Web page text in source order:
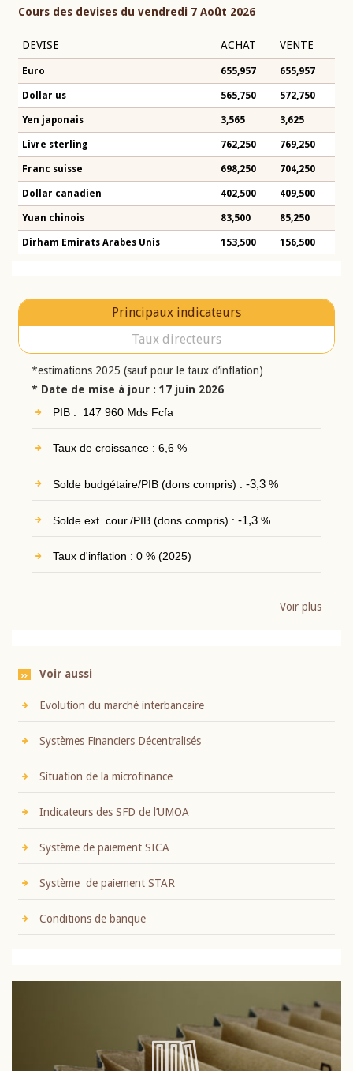
Cours des devises du vendredi 7 Août 2026
DEVISE ACHAT VENTE
Euro 655,957 655,957
Dollar us 565,750 572,750
Yen japonais 3,565 3,625
Livre sterling 762,250 769,250
Franc suisse 698,250 704,250
Dollar canadien 402,500 409,500
Yuan chinois 83,500 85,250
Dirham Emirats Arabes Unis 153,500 156,500
Principaux indicateurs
Taux directeurs
*estimations 2025 (sauf pour le taux d’inflation)
* Date de mise à jour : 17 juin 2026
PIB : 147 960 Mds Fcfa
Taux de croissance : 6,6 %
Solde budgétaire/PIB (dons compris) : -3,3%
Solde ext. cour./PIB (dons compris) : -1,3%
Taux d'inflation : 0 % (2025)
Voir plus
Voir aussi
Evolution du marché interbancaire
Systèmes Financiers Décentralisés
Situation de la microfinance
Indicateurs des SFD de l’UMOA
Système de paiement SICA
Système de paiement STAR
Conditions de banque